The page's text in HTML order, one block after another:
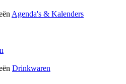
Agenda's & Kalenders
Drinkwaren